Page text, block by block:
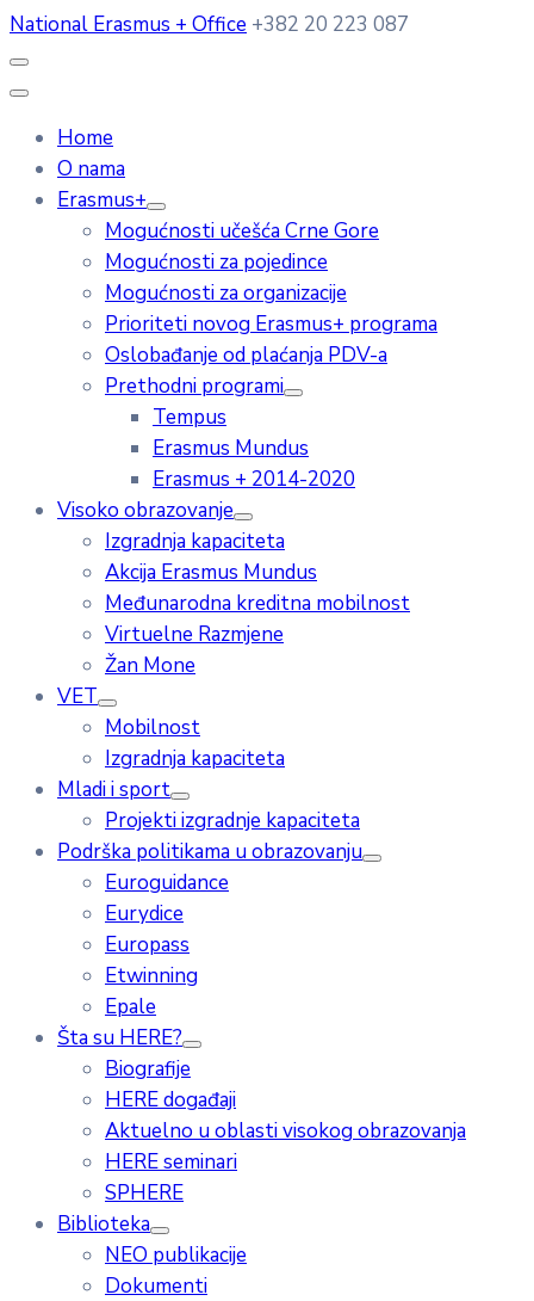
National Erasmus + Office +382 20 223 087
Home
O nama
Erasmus+
Mogućnosti učešća Crne Gore
Mogućnosti za pojedince
Mogućnosti za organizacije
Prioriteti novog Erasmus+ programa
Oslobađanje od plaćanja PDV-a
Prethodni programi
Tempus
Erasmus Mundus
Erasmus + 2014-2020
Visoko obrazovanje
Izgradnja kapaciteta
Akcija Erasmus Mundus
Međunarodna kreditna mobilnost
Virtuelne Razmjene
Žan Mone
VET
Mobilnost
Izgradnja kapaciteta
Mladi i sport
Projekti izgradnje kapaciteta
Podrška politikama u obrazovanju
Euroguidance
Eurydice
Europass
Etwinning
Epale
Šta su HERE?
Biografije
HERE događaji
Aktuelno u oblasti visokog obrazovanja
HERE seminari
SPHERE
Biblioteka
NEO publikacije
Dokumenti